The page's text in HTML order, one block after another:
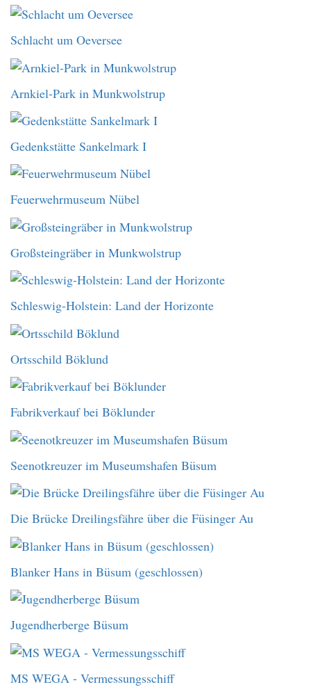
Schlacht um Oeversee
Arnkiel-Park in Munkwolstrup
Gedenkstätte Sankelmark I
Feuerwehrmuseum Nübel
Großsteingräber in Munkwolstrup
Schleswig-Holstein: Land der Horizonte
Ortsschild Böklund
Fabrikverkauf bei Böklunder
Seenotkreuzer im Museumshafen Büsum
Die Brücke Dreilingsfähre über die Füsinger Au
Blanker Hans in Büsum (geschlossen)
Jugendherberge Büsum
MS WEGA - Vermessungsschiff